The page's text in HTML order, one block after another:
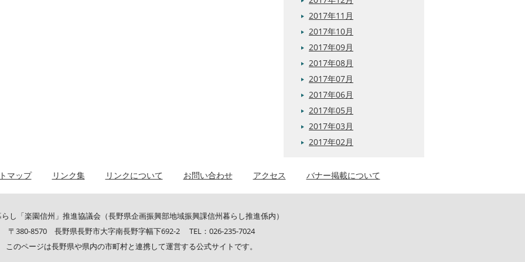
2017年11月
2017年10月
2017年09月
2017年08月
2017年07月
2017年06月
2017年05月
2017年03月
2017年02月
マップ リンク集 リンクについて お問い合わせ アクセス バナー掲載について
し「楽園信州」推進協議会（長野県企画振興部地域振興課信州暮らし推進係内）
〒380-8570 長野県長野市大字南長野字幅下692-2 TEL：026-235-7024
このページは長野県や県内の市町村と連携して運営する公式サイトです。